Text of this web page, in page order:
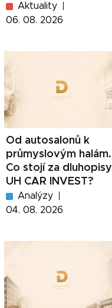
Aktuality
06. 08. 2026
Od autosalonů k
průmyslovým halám.
Co stojí za dluhopisy
UH CAR INVEST?
Analýzy
04. 08. 2026